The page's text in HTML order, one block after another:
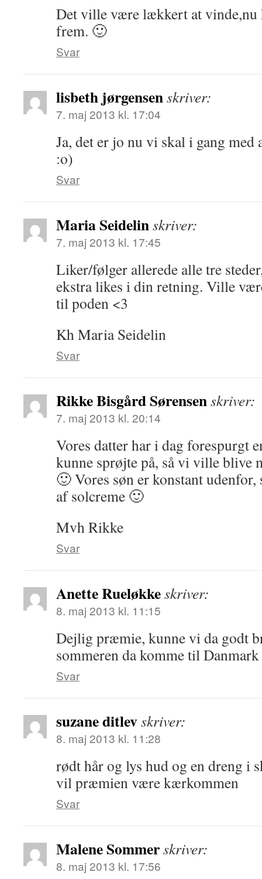
Det ville være lækkert at vinde,nu
frem. 🙂
Svar
lisbeth jørgensenskriver:
7. maj 2013 kl. 17:04
Ja, det er jo nu vi skal i gang med
:o)
Svar
Maria Seidelinskriver:
7. maj 2013 kl. 17:45
Liker/følger allerede alle tre
ekstra likes i din retning. Ville
til poden <3
Kh Maria Seidelin
Svar
Rikke Bisgård Sørensenskriver:
7. maj 2013 kl. 20:14
Vores datter har i dag forespurgt
kunne sprøjte på, så vi ville blive
🙂 Vores søn er konstant
af solcreme 🙂
Mvh Rikke
Svar
Anette Rueløkkeskriver:
8. maj 2013 kl. 11:15
Dejlig præmie, kunne vi da godt
sommeren da komme til
Svar
suzane ditlevskriver:
8. maj 2013 kl. 11:28
rødt hår og lys hud og en dreng i
vil præmien være kærkommen
Svar
Malene Sommerskriver:
8. maj 2013 kl. 17:56